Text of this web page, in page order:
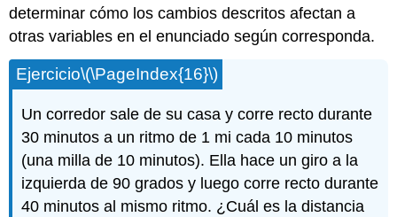
determinar cómo los cambios descritos afectan a
otras variables en el enunciado según corresponda.
Ejercicio\(\PageIndex{16}\)
Un corredor sale de su casa y corre recto durante
30 minutos a un ritmo de 1 mi cada 10 minutos
(una milla de 10 minutos). Ella hace un giro a la
izquierda de 90 grados y luego corre recto durante
40 minutos al mismo ritmo. ¿Cuál es la distancia